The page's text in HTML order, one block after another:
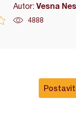
Autor: Vesna
4888